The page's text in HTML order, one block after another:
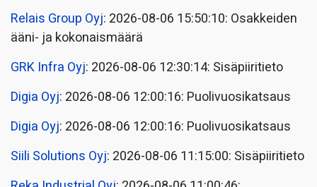
Relais Group Oyj: 2026-08-06 15:50:10: Osakkeiden
ääni- ja kokonaismäärä
GRK Infra Oyj: 2026-08-06 12:30:14: Sisäpiiritieto
Digia Oyj: 2026-08-06 12:00:16: Puolivuosikatsaus
Digia Oyj: 2026-08-06 12:00:16: Puolivuosikatsaus
Siili Solutions Oyj: 2026-08-06 11:15:00: Sisäpiiritieto